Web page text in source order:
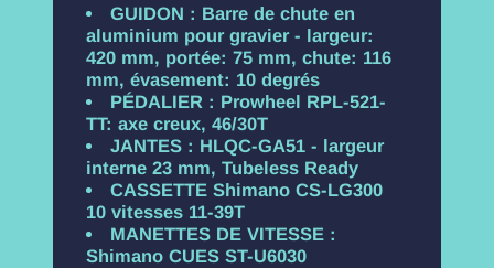
GUIDON : Barre de chute en
aluminium pour gravier - largeur:
420 mm, portée: 75 mm, chute: 116
mm, évasement: 10 degrés
PÉDALIER : Prowheel RPL-521-
TT: axe creux, 46/30T
JANTES : HLQC-GA51 - largeur
interne 23 mm, Tubeless Ready
CASSETTE Shimano CS-LG300
10 vitesses 11-39T
MANETTES DE VITESSE :
Shimano CUES ST-U6030